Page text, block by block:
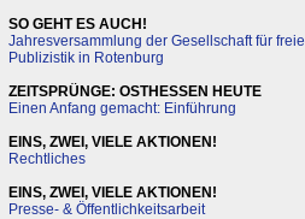
SO GEHT ES AUCH!
Jahresversammlung der Gesellschaft für freie
Publizistik in Rotenburg
ZEITSPRÜNGE: OSTHESSEN HEUTE
Einen Anfang gemacht: Einführung
EINS, ZWEI, VIELE AKTIONEN!
Rechtliches
EINS, ZWEI, VIELE AKTIONEN!
Presse- & Öffentlichkeitsarbeit